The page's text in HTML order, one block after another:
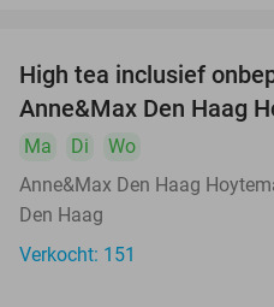
High tea inclusief
Anne&Max Den Haag
Ma Di
Wo
Anne&Max Den Haag
Den Haag
Verkocht: 151